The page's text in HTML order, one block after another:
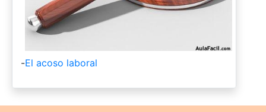
-El acoso laboral